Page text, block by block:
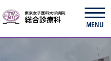
MENU